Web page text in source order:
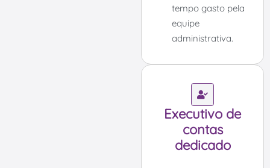
tempo gasto pela
equipe
administrativa.
Executivo de
contas
dedicado